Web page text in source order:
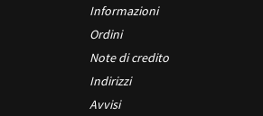
Informazioni
Ordini
Note di credito
Indirizzi
Avvisi